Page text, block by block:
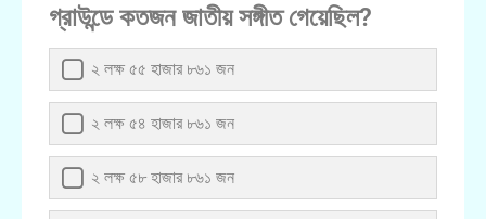
গ্রাউন্ডে কতজন জাতীয় সঙ্গীত গেয়েছিল?
২ লক্ষ ৫৫ হাজার ৮৬১ জন
২ লক্ষ ৫৪ হাজার ৮৬১ জন
২ লক্ষ ৫৮ হাজার ৮৬১ জন